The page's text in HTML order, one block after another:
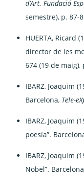
d’Art. Fundació
semestre), p. 87-
HUERTA, Ricard
director de les
674 (19 de maig),
IBARZ, Joaquim
Barcelona, Tele-
IBARZ, Joaquim
poesía”.
IBARZ, Joaquim
Nobel”.